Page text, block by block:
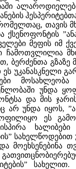
თავის
ქსენოფონტის
მეფის იმ
ჩამოთვლილია
ბერძენთა
უკანასკნელი
უნდა
და მის
არ უნდა იყოს,
ეს
მოეხსენებინა